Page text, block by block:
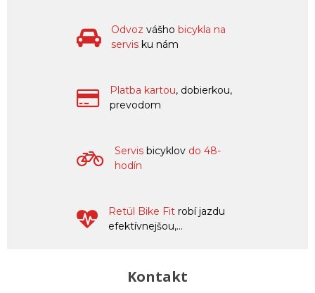
Odvoz vášho bicykla na
servis ku nám
Platba kartou, dobierkou,
prevodom
Servis bicyklov do 48-
hodín
Retül Bike Fit robí jazdu
efektívnejšou,...
Kontakt